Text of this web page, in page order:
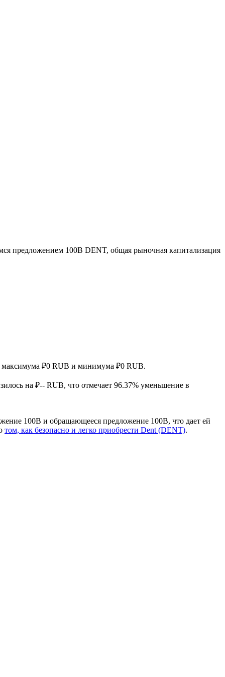
предложением 100B DENT, общая рыночная капитализация
максимума ₽0 RUB и минимума ₽0 RUB.
на ₽-- RUB, что отмечает 96.37% уменьшение в
100B и обращающееся предложение 100B, что дает ей
том, как безопасно и легко приобрести Dent (DENT).